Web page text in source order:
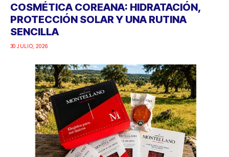
COSMÉTICA COREANA: HIDRATACIÓN,
PROTECCIÓN SOLAR Y UNA RUTINA
SENCILLA
30 JULIO, 2026